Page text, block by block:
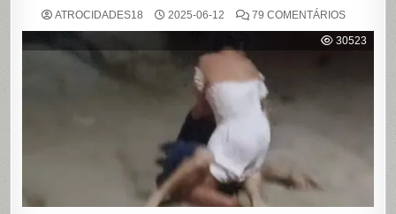
ATROCIDADES18 2025-06-12 79 COMENTÁRIOSEM
MOSTRA
HOMEM
30523